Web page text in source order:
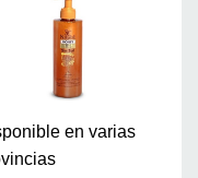
en varias